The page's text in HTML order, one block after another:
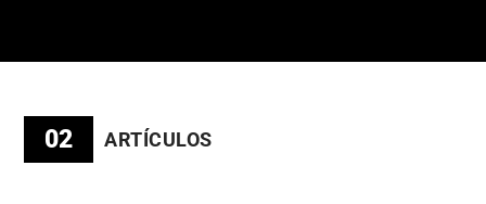
02 ARTÍCULOS